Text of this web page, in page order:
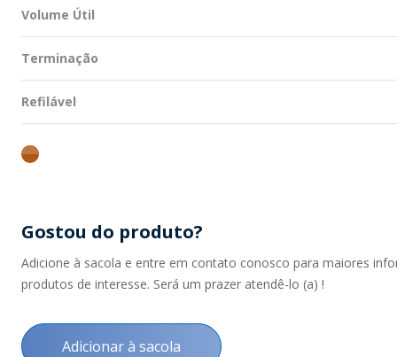
Volume Útil
Terminação
Refilável
ambar
Gostou do produto?
Adicione à sacola e entre em contato conosco para maiores
produtos de interesse. Será um prazer atendê-lo (a) !
Adicionar à sacola